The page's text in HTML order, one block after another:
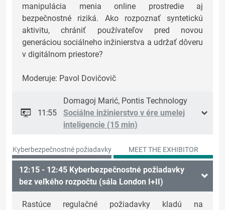
manipulácia menia online prostredie aj
bezpečnostné riziká. Ako rozpoznať syntetickú
aktivitu, chrániť používateľov pred novou
generáciou sociálneho inžinierstva a udržať dôveru
v digitálnom priestore?
Moderuje: Pavol Dovičovič
11:55
Domagoj Marić, Pontis Technology
Sociálne inžinierstvo v ére umelej
inteligencie (15 min)
Kyberbezpečnostné požiadavky MEET THE EXHIBITOR
12:15 - 12:45 Kyberbezpečnostné požiadavky
bez veľkého rozpočtu (sála London I+II)
Rastúce regulačné požiadavky kladú na